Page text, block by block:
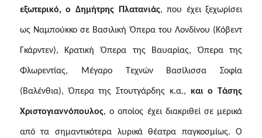
εξωτερικό, ο Δημήτρης Πλατανιάς,που έχει ξεχωρίσει
ως Ναμπούκκο σε Βασιλική Όπερα του Λονδίνου (Κόβεντ
Γκάρντεν), Κρατική Όπερα της Βαυαρίας, Όπερα της
Φλωρεντίας, Μέγαρο Τεχνών Βασίλισσα Σοφία
(Βαλένθια), Όπερα της Στουτγάρδης κ.α., και ο Τάσης
Χριστογιαννόπουλος,ο οποίος έχει διακριθεί σε μερικά
από τα σημαντικότερα λυρικά θέατρα παγκοσμίως. Ο